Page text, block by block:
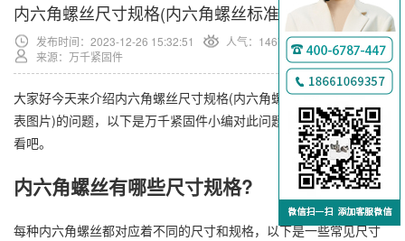
内六角螺丝尺寸规格(内六角螺丝标准尺寸规格表)
发布时间：2023-12-26 15:32:51 人气： 14676
来源：万千紧固件
大家好今天来介绍内六角螺丝尺寸规格(内六角螺丝型号及尺寸规格
表图片)的问题，以下是万千紧固件小编对此问题的归纳整理，来看
看吧。
内六角螺丝有哪些尺寸规格?
每种内六角螺丝都对应着不同的尺寸和规格，以下是一些常见尺寸